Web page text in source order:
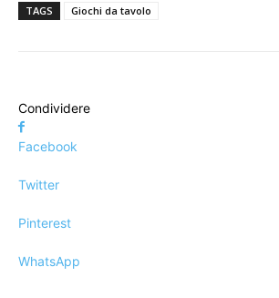
TAGS Giochi da tavolo
Condividere
Facebook
Twitter
Pinterest
WhatsApp